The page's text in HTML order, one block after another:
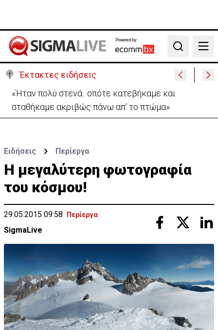
Powered by:
Search
Έκτακτες ειδήσεις
Αεροδρόμιο Λάρνακας:Όλες οι πληροφορίες για το
άνοιγμα του δρόμου προς αφίξεις
Ειδήσεις Περίεργα
Η μεγαλύτερη φωτογραφία
του κόσμου!
29.05.2015 09:58 Περίεργα
SigmaLive